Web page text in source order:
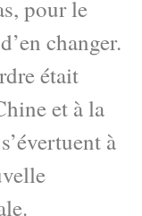
pour le
changer.
était
et à la
à